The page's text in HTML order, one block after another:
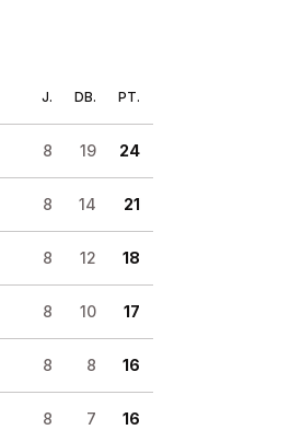
J. DB. PT.
8 19 24
8 14 21
8 12 18
8 10 17
8 8 16
8 7 16